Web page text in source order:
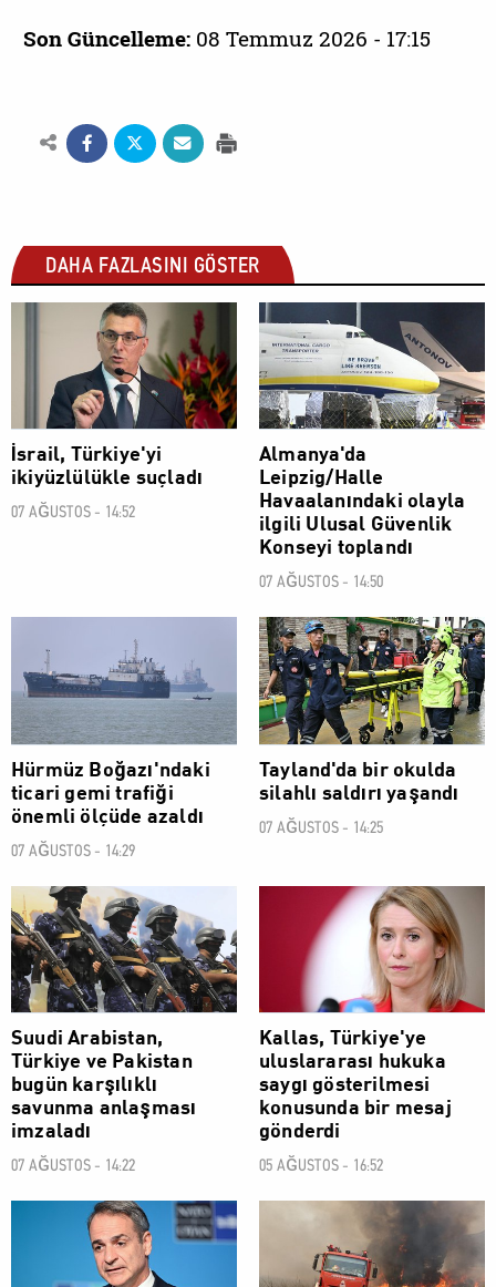
Son Güncelleme: 08 Temmuz 2026 - 17:15
DAHA FAZLASINI GÖSTER
DÜNYA
İsrail, Türkiye'yi
ikiyüzlülükle suçladı
07 AĞUSTOS - 14:52
Almanya'da
Leipzig/Halle
Havaalanındaki olayla
ilgili Ulusal Güvenlik
Konseyi toplandı
07 AĞUSTOS - 14:50
Hürmüz Boğazı'ndaki
ticari gemi trafiği
önemli ölçüde azaldı
07 AĞUSTOS - 14:29
DÜNYA
Tayland'da bir okulda
silahlı saldırı yaşandı
07 AĞUSTOS - 14:25
Suudi Arabistan,
Türkiye ve Pakistan
bugün karşılıklı
savunma anlaşması
imzaladı
07 AĞUSTOS - 14:22
DÜNYA
Kallas, Türkiye'ye
uluslararası hukuka
saygı gösterilmesi
konusunda bir mesaj
gönderdi
05 AĞUSTOS - 16:52
DÜNYA